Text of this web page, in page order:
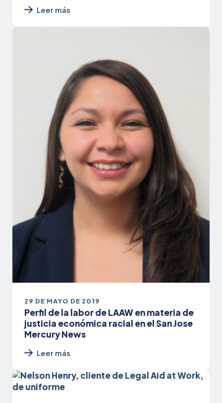
Leer más
29 DE MAYO DE 2019
Perfil de la labor de LAAW en materia de
justicia económica racial en el San Jose
Mercury News
Leer más